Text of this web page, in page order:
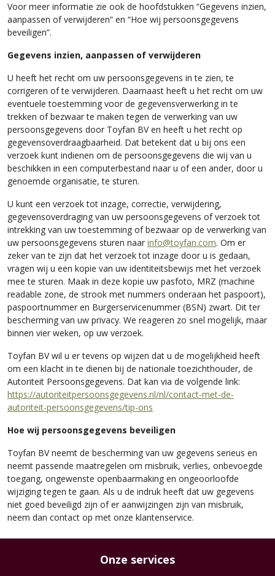
Voor meer informatie zie ook de hoofdstukken “Gegevens inzien,
aanpassen of verwijderen” en “Hoe wij persoonsgegevens
beveiligen”.
Gegevens inzien, aanpassen of verwijderen
U heeft het recht om uw persoonsgegevens in te zien, te
corrigeren of te verwijderen. Daarnaast heeft u het recht om uw
eventuele toestemming voor de gegevensverwerking in te
trekken of bezwaar te maken tegen de verwerking van uw
persoonsgegevens door Toyfan BV en heeft u het recht op
gegevensoverdraagbaarheid. Dat betekent dat u bij ons een
verzoek kunt indienen om de persoonsgegevens die wij van u
beschikken in een computerbestand naar u of een ander, door u
genoemde organisatie, te sturen.
U kunt een verzoek tot inzage, correctie, verwijdering,
gegevensoverdraging van uw persoonsgegevens of verzoek tot
intrekking van uw toestemming of bezwaar op de verwerking van
uw persoonsgegevens sturen naar info@toyfan.com. Om er
zeker van te zijn dat het verzoek tot inzage door u is gedaan,
vragen wij u een kopie van uw identiteitsbewijs met het verzoek
mee te sturen. Maak in deze kopie uw pasfoto, MRZ (machine
readable zone, de strook met nummers onderaan het paspoort),
paspoortnummer en Burgerservicenummer (BSN) zwart. Dit ter
bescherming van uw privacy. We reageren zo snel mogelijk, maar
binnen vier weken, op uw verzoek.
Toyfan BV wil u er tevens op wijzen dat u de mogelijkheid heeft
om een klacht in te dienen bij de nationale toezichthouder, de
Autoriteit Persoonsgegevens. Dat kan via de volgende link:
https://autoriteitpersoonsgegevens.nl/nl/contact-met-de-
autoriteit-persoonsgegevens/tip-ons
Hoe wij persoonsgegevens beveiligen
Toyfan BV neemt de bescherming van uw gegevens serieus en
neemt passende maatregelen om misbruik, verlies, onbevoegde
toegang, ongewenste openbaarmaking en ongeoorloofde
wijziging tegen te gaan. Als u de indruk heeft dat uw gegevens
niet goed beveiligd zijn of er aanwijzingen zijn van misbruik,
neem dan contact op met onze klantenservice.
Onze services